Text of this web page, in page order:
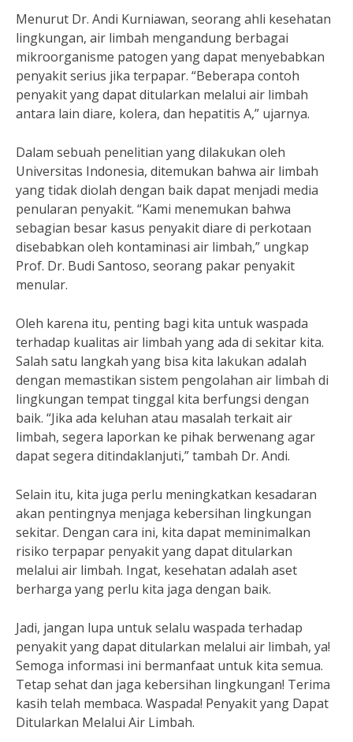
Menurut Dr. Andi Kurniawan, seorang ahli kesehatan
lingkungan, air limbah mengandung berbagai
mikroorganisme patogen yang dapat menyebabkan
penyakit serius jika terpapar. “Beberapa contoh
penyakit yang dapat ditularkan melalui air limbah
antara lain diare, kolera, dan hepatitis A,” ujarnya.
Dalam sebuah penelitian yang dilakukan oleh
Universitas Indonesia, ditemukan bahwa air limbah
yang tidak diolah dengan baik dapat menjadi media
penularan penyakit. “Kami menemukan bahwa
sebagian besar kasus penyakit diare di perkotaan
disebabkan oleh kontaminasi air limbah,” ungkap
Prof. Dr. Budi Santoso, seorang pakar penyakit
menular.
Oleh karena itu, penting bagi kita untuk waspada
terhadap kualitas air limbah yang ada di sekitar kita.
Salah satu langkah yang bisa kita lakukan adalah
dengan memastikan sistem pengolahan air limbah di
lingkungan tempat tinggal kita berfungsi dengan
baik. “Jika ada keluhan atau masalah terkait air
limbah, segera laporkan ke pihak berwenang agar
dapat segera ditindaklanjuti,” tambah Dr. Andi.
Selain itu, kita juga perlu meningkatkan kesadaran
akan pentingnya menjaga kebersihan lingkungan
sekitar. Dengan cara ini, kita dapat meminimalkan
risiko terpapar penyakit yang dapat ditularkan
melalui air limbah. Ingat, kesehatan adalah aset
berharga yang perlu kita jaga dengan baik.
Jadi, jangan lupa untuk selalu waspada terhadap
penyakit yang dapat ditularkan melalui air limbah, ya!
Semoga informasi ini bermanfaat untuk kita semua.
Tetap sehat dan jaga kebersihan lingkungan! Terima
kasih telah membaca. Waspada! Penyakit yang Dapat
Ditularkan Melalui Air Limbah.